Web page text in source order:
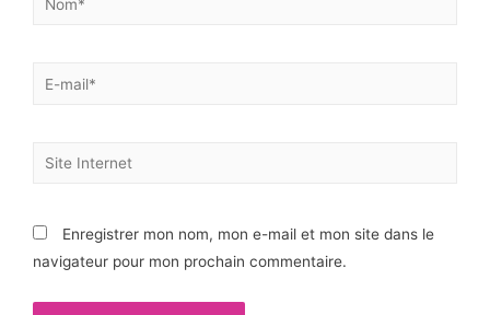
Enregistrer mon nom, mon e-mail et mon site dans le
navigateur pour mon prochain commentaire.